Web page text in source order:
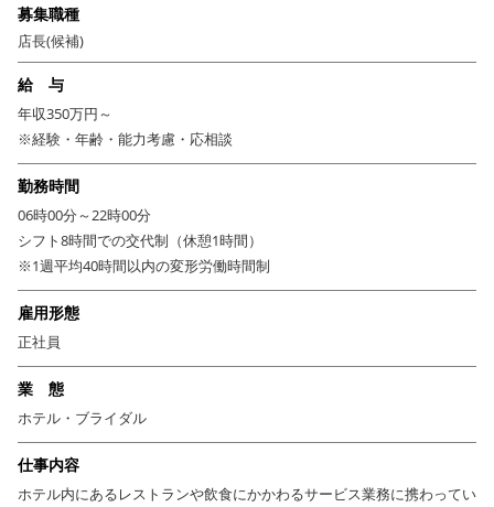
＝＝＝＝＝＝＝＝
若手も活躍中！充実の福利厚生＆ブランド力のあるホテルで
キャリアを積みたい方は大歓迎
＝＝＝＝＝＝＝＝
今回はホテル内の宿泊部門or料理部門いずれかで活躍していただけるアシ
スタントマネージャーを募集します。配属先により多彩なサービススキル
が身につく好環境で、全員で助け合いながら効率的に業務を進めることが
よしとされている現場のため、残業も少なめ＆困った時はすぐ先輩や同僚
給賞与・保険・財形貯蓄はもちろんのこと、社員優待や格安の社宅完備な
ど安定企業ならではの福利厚生も充実しています。他にも、休暇制度はそ
仕事に注力できるでしょう。
また、希望する方は全国転勤も可能。沖縄や長野など地方のリゾートに憧
張りが地域や国の元気に繋がる、将来性の高い会社で働いてみませんか？
募集職種
店長(候補)
給 与
年収350万円～
※経験・年齢・能力考慮・応相談
勤務時間
06時00分～22時00分
シフト8時間での交代制（休憩1時間）
※1週平均40時間以内の変形労働時間制
雇用形態
正社員
業 態
ホテル・ブライダル
仕事内容
ホテル内にあるレストランや飲食にかかわるサービス業務に携わってい